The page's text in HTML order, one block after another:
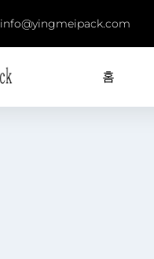
info@yingmeipack.com
홈